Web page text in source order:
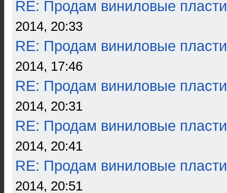
RE: Продам виниловые
2014, 20:33
RE: Продам виниловые
2014, 17:46
RE: Продам виниловые
2014, 20:31
RE: Продам виниловые
2014, 20:41
RE: Продам виниловые
2014, 20:51